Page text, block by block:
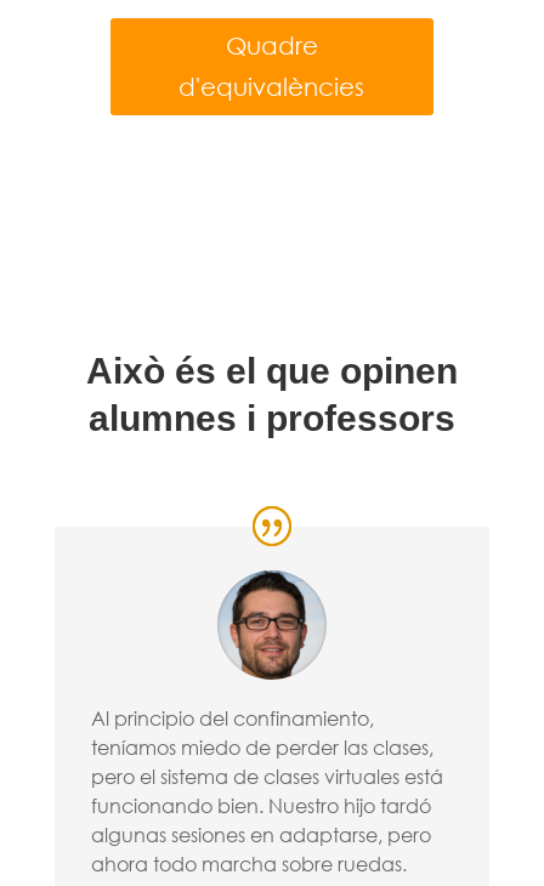
Quadre
d'equivalències
Això és el que opinen
alumnes i professors
Al principio del confinamiento,
teníamos miedo de perder las clases,
pero el sistema de clases virtuales está
funcionando bien. Nuestro hijo tardó
algunas sesiones en adaptarse, pero
ahora todo marcha sobre ruedas.